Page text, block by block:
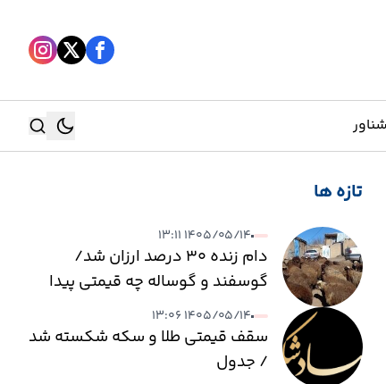
جستجو
تازه ها
۱۴۰۵/۰۵/۱۴ ۱۳:۱۱
دام زنده ۳۰ درصد ارزان شد/
گوسفند و گوساله چه قیمتی پیدا
کرد؟
۱۴۰۵/۰۵/۱۴ ۱۳:۰۶
سقف قیمتی طلا و سکه شکسته شد
/ جدول